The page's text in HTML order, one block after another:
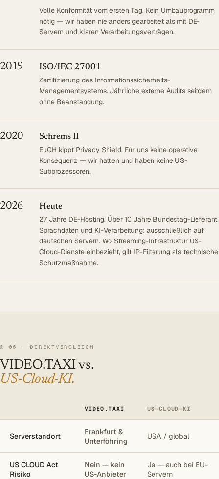
Volle Konformität vom ersten Tag. Kein Umbauprogramm
nötig — wir haben nie anders gearbeitet als mit DE-
Servern und klaren Verarbeitungsverträgen.
2019
ISO/IEC 27001
Zertifizierung des Informationssicherheits-
Managementsystems. Jährliche externe Audits seitdem
ohne Beanstandung.
2020
Schrems II
EuGH kippt Privacy Shield. Für uns keine operative
Konsequenz — wir hatten und haben keine US-
Subprozessoren.
2026
Heute
27 Jahre DE-Hosting. Über 10 Jahre Bundestag-Lieferant.
Sprachdaten und KI-Verarbeitung: ausschließlich auf
deutschen Servern. Wo Streaming-Infrastruktur US-
Cloud-Dienste einbezieht, gilt IP-Filterung als technische
Schutzmaßnahme.
§ 06 · DIREKTVERGLEICH
VIDEO.TAXI vs.
US-Cloud-KI.
VIDEO.TAXI US-CLOUD-KI
Serverstandort
Frankfurt &
Unterföhring
USA / global
US CLOUD Act
Risiko
Nein — kein
US-Anbieter
Ja — auch bei EU-
Servern